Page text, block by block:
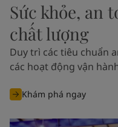
Sức khỏe, an
chất lượng
Duy trì các tiêu chuẩn
các hoạt động vận
Khám phá ngay